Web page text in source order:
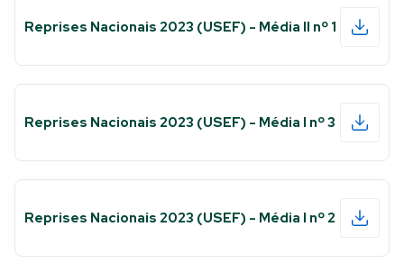
Reprises Nacionais 2023 (USEF) - Média II nº 1
Reprises Nacionais 2023 (USEF) - Média I nº 3
Reprises Nacionais 2023 (USEF) - Média I nº 2